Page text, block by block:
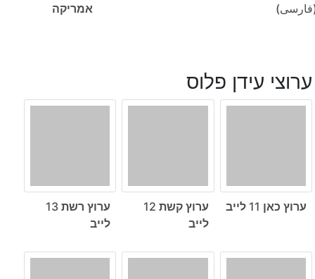
אמריקה
ערוצי עידן פלוס
ערוץ כאן 11 לייב
ערוץ קשת 12
לייב
ערוץ רשת 13
לייב